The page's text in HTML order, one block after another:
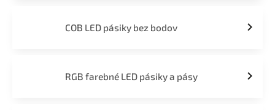
COB LED pásiky bez bodov
RGB farebné LED pásiky a pásy